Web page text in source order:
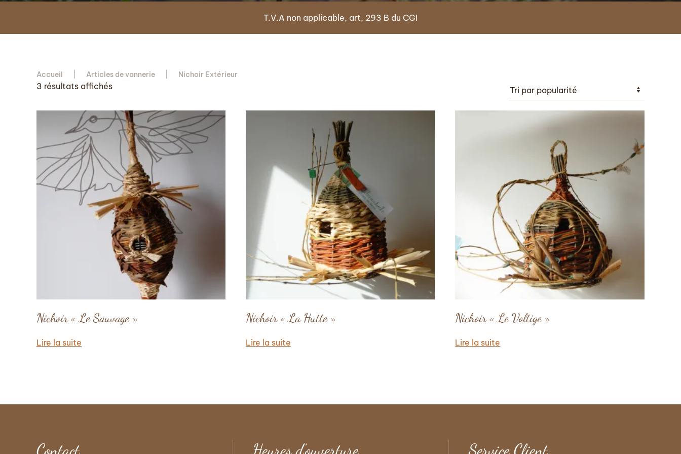
T.V.A non applicable, art, 293 B du CGI
Accueil Articles de vannerie Nichoir Extérieur
3 résultats affichésTrié
popularité
Nichoir « Le Sauvage »
Lire la suite
Nichoir « La Hutte »
Lire la suite
Nichoir « Le Voltige »
Lire la suite
Contact Heures d’ouverture Service Client